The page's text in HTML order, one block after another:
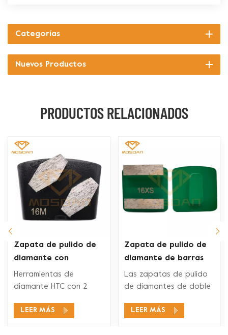
Categorías
Nuevos Productos
PRODUCTOS RELACIONADOS
Zapata de pulido de
diamante con
segmento de
hexágonos dobles Ez
Herramientas de
diamante HTC con 2
diamantes son
LEER MÁS
Zapata de pulido de
diamante de barras
dobles Husqvarna Redi
Lock para piso de
Las zapatas de pulido
de diamantes de doble
Redi Lock son
LEER MÁS